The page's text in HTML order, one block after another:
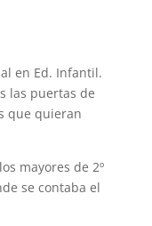
en Ed. Infantil.
las puertas de
que quieran
mayores de 2º
se contaba el